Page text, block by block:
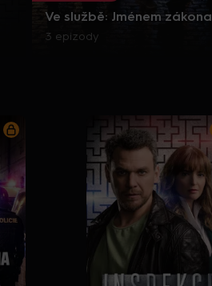
Ve službě: Jménem zákona
3 epizody